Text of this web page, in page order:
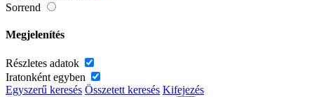
Sorrend
Megjelenítés
Részletes adatok
Iratonként egyben
Egyszerű keresés Összetett keresés Kifejezés